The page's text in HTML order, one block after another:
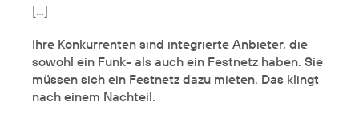
[...]
Ihre Konkurrenten sind integrierte Anbieter, die
sowohl ein Funk- als auch ein Festnetz haben. Sie
müssen sich ein Festnetz dazu mieten. Das klingt
nach einem Nachteil.